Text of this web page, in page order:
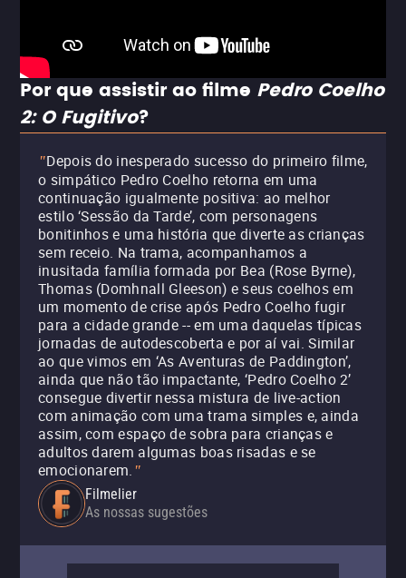
Por que assistir ao filme Pedro Coelho
2: O Fugitivo?
"Depois do inesperado sucesso do primeiro filme,
o simpático Pedro Coelho retorna em uma
continuação igualmente positiva: ao melhor
estilo ‘Sessão da Tarde’, com personagens
bonitinhos e uma história que diverte as crianças
sem receio. Na trama, acompanhamos a
inusitada família formada por Bea (Rose Byrne),
Thomas (Domhnall Gleeson) e seus coelhos em
um momento de crise após Pedro Coelho fugir
para a cidade grande -- em uma daquelas típicas
jornadas de autodescoberta e por aí vai. Similar
ao que vimos em ‘As Aventuras de Paddington’,
ainda que não tão impactante, ‘Pedro Coelho 2’
consegue divertir nessa mistura de live-action
com animação com uma trama simples e, ainda
assim, com espaço de sobra para crianças e
adultos darem algumas boas risadas e se
emocionarem. "
Filmelier
As nossas sugestões